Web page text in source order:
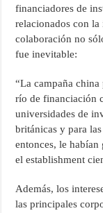
financiadores de
relacionados con
colaboración no
fue inevitable:
“La campaña
río de financiación
universidades de
británicas y para
entonces, le habían
el establishment
Además, los
las principales